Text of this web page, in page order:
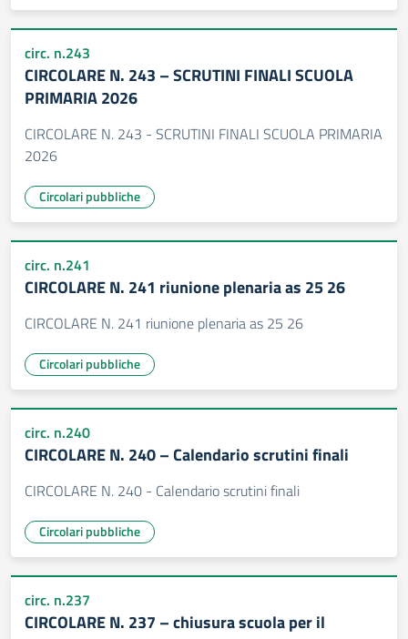
circ. n.243
CIRCOLARE N. 243 – SCRUTINI FINALI SCUOLA
PRIMARIA 2026
CIRCOLARE N. 243 - SCRUTINI FINALI SCUOLA PRIMARIA
2026
Circolari pubbliche
circ. n.241
CIRCOLARE N. 241 riunione plenaria as 25 26
CIRCOLARE N. 241 riunione plenaria as 25 26
Circolari pubbliche
circ. n.240
CIRCOLARE N. 240 – Calendario scrutini finali
CIRCOLARE N. 240 - Calendario scrutini finali
Circolari pubbliche
circ. n.237
CIRCOLARE N. 237 – chiusura scuola per il